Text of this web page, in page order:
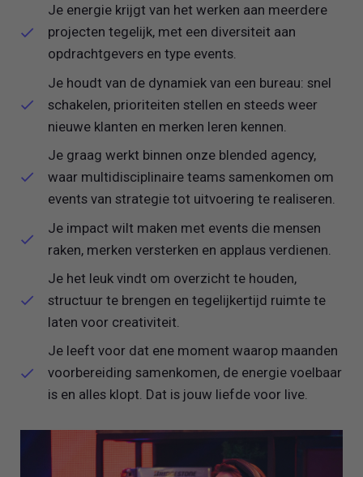
Je energie krijgt van het werken aan meerdere
projecten tegelijk, met een diversiteit aan
opdrachtgevers en type events.
Je houdt van de dynamiek van een bureau: snel
schakelen, prioriteiten stellen en steeds weer
nieuwe klanten en merken leren kennen.
Je graag werkt binnen onze blended agency,
waar multidisciplinaire teams samenkomen om
events van strategie tot uitvoering te realiseren.
Je impact wilt maken met events die mensen
raken, merken versterken en applaus verdienen.
Je het leuk vindt om overzicht te houden,
structuur te brengen en tegelijkertijd ruimte te
laten voor creativiteit.
Je leeft voor dat ene moment waarop maanden
voorbereiding samenkomen, de energie voelbaar
is en alles klopt. Dat is jouw liefde voor live.